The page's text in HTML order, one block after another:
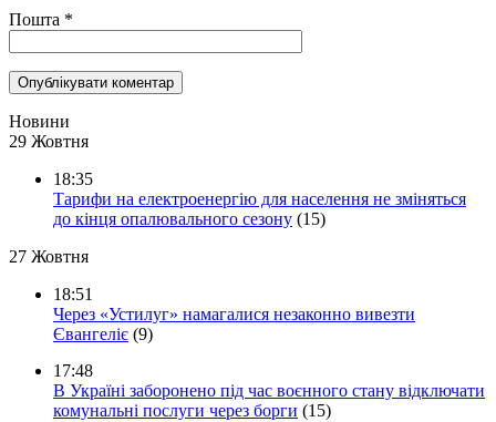
Пошта *
Новини
29 Жовтня
18:35
Тарифи на електроенергію для населення не зміняться
до кінця опалювального сезону (15)
27 Жовтня
18:51
Через «Устилуг» намагалися незаконно вивезти
Євангеліє (9)
17:48
В Україні заборонено під час воєнного стану відключати
комунальні послуги через борги (15)